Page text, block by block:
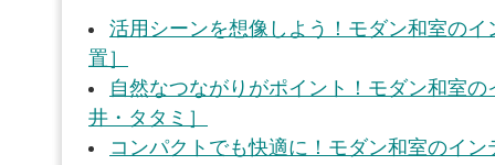
活用シーンを想像しよう！モダン和室の
置］
自然なつながりがポイント！モダン和室
井・タタミ］
コンパクトでも快適に！モダン和室のイン